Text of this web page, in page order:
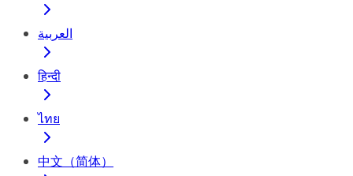
العربية
हिन्दी
ไทย
中文（简体）